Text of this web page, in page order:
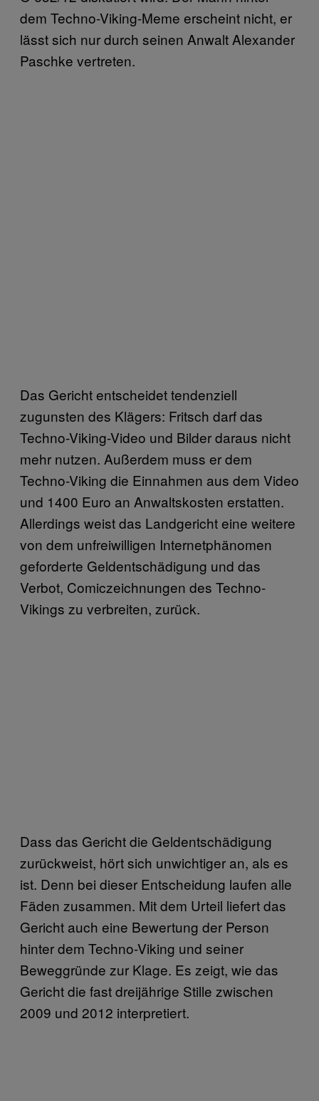
dem Techno-Viking-Meme erscheint nicht, er
lässt sich nur durch seinen Anwalt Alexander
Paschke vertreten.
Das Gericht entscheidet tendenziell
zugunsten des Klägers: Fritsch darf das
Techno-Viking-Video und Bilder daraus nicht
mehr nutzen. Außerdem muss er dem
Techno-Viking die Einnahmen aus dem Video
und 1400 Euro an Anwaltskosten erstatten.
Allerdings weist das Landgericht eine weitere
von dem unfreiwilligen Internetphänomen
geforderte Geldentschädigung und das
Verbot, Comiczeichnungen des Techno-
Vikings zu verbreiten, zurück.
Dass das Gericht die Geldentschädigung
zurückweist, hört sich unwichtiger an, als es
ist. Denn bei dieser Entscheidung laufen alle
Fäden zusammen. Mit dem Urteil liefert das
Gericht auch eine Bewertung der Person
hinter dem Techno-Viking und seiner
Beweggründe zur Klage. Es zeigt, wie das
Gericht die fast dreijährige Stille zwischen
2009 und 2012 interpretiert.